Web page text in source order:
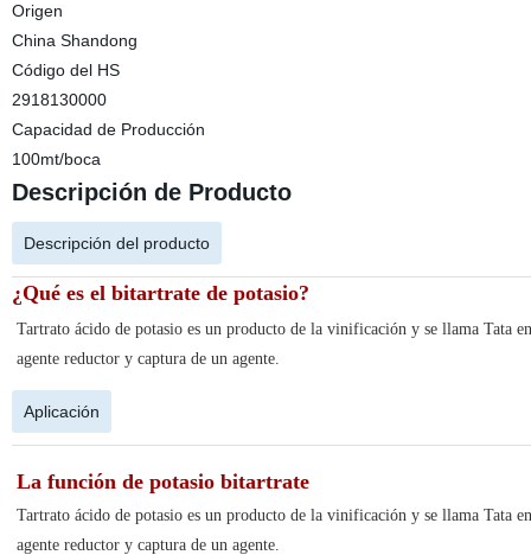
Origen
China Shandong
Código del HS
2918130000
Capacidad de Producción
100mt/boca
Descripción de Producto
Descripción del producto
¿Qué es el bitartrate de potasio?
Tartrato ácido de potasio es un producto de la vinificación y se llama Tata
agente reductor y captura de un agente.
Aplicación
La función depotasio bitartrate
Tartrato ácido de potasio es un producto de la vinificación y se llama Tata
agente reductor y captura de un agente.